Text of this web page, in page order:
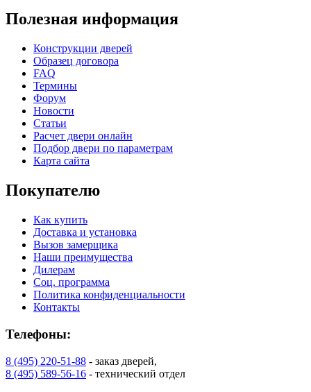
Полезная информация
Конструкции дверей
Образец договора
FAQ
Термины
Форум
Новости
Статьи
Расчет двери онлайн
Подбор двери по параметрам
Карта сайта
Покупателю
Как купить
Доставка и установка
Вызов замерщика
Наши преимущества
Дилерам
Соц. программа
Политика конфиденциальности
Контакты
Телефоны:
8 (495) 220-51-88 - заказ дверей,
8 (495) 589-56-16 - технический отдел